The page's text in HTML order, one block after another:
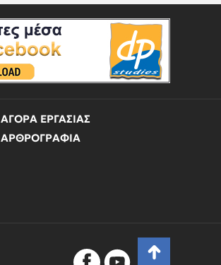
ΑΓΟΡΑ ΕΡΓΑΣΙΑΣ
ΑΡΘΡΟΓΡΑΦΙΑ